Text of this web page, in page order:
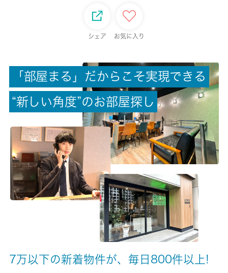
駐車場/料金
無/-
有/20000円
保険名/保険期間
日本共済保険/2年
保証人代行
手数料：３３０円／月。
シェア お気に入り
「 部屋 ま る 」 だ か ら こ そ実現で き る
“新 し い角 度”のお部屋探 し
7万以下の新着物件が、毎日800件以上!